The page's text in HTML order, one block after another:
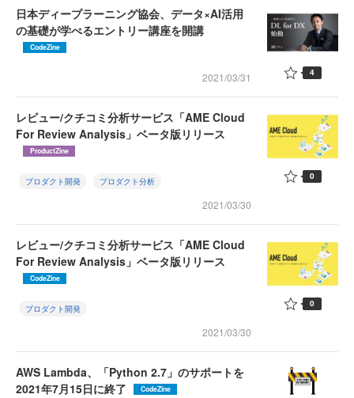
日本ディープラーニング協会、データ×AI活用
の基礎が学べるエントリー講座を開講
CodeZine
2021/03/31 4
レビュー/クチコミ分析サービス「AME Cloud
For Review Analysis」ベータ版リリース
ProductZine
プロダクト開発 プロダクト分析
2021/03/30
0
レビュー/クチコミ分析サービス「AME Cloud
For Review Analysis」ベータ版リリース
CodeZine
プロダクト開発
2021/03/30
0
AWS Lambda、「Python 2.7」のサポートを
2021年7月15日に終了
CodeZine